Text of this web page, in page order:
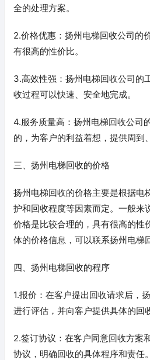
全的处理方案。
2.价格优惠：扬州电梯回收公司的
有很高的性价比。
3.高效性强：扬州电梯回收公司的
收过程可以快速、安全地完成。
4.服务质量高：扬州电梯回收公司
的，为客户的利益着想，提供周到
三、扬州电梯回收的价格
扬州电梯回收的价格主要是根据电
护和回收程度等因素而定。一般来
价格是比较合理的，具有很高的性
体的价格信息，可以联系扬州电梯
四、扬州电梯回收的程序
1.报价：在客户提出回收请求后，
进行评估，并向客户提供具体的回
2.签订协议：在客户同意回收方案
协议，明确回收的具体程序和责任。